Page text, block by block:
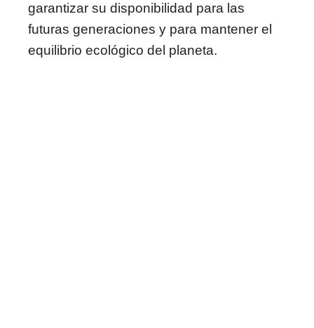
garantizar su disponibilidad para las
futuras generaciones y para mantener el
equilibrio ecológico del planeta.